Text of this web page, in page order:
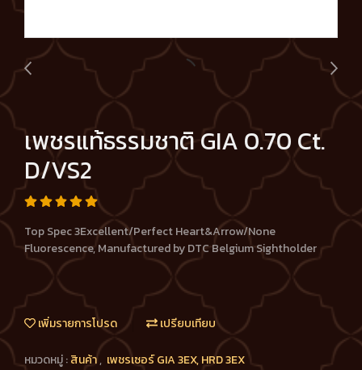
เพชรแท้ธรรมชาติ GIA 0.70 Ct.
D/VS2
Top Spec 3Excellent/Perfect Heart&Arrow/None
Fluorescence, Manufactured by DTC Belgium Sightholder
เพิ่มรายการโปรด เปรียบเทียบ
หมวดหมู่ :สินค้า, เพชรเซอร์ GIA 3EX, HRD 3EX